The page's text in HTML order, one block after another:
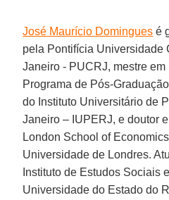
José Maurício Domingues é
pela Pontifícia Universidade
Janeiro - PUCRJ, mestre
Programa de Pós-
do Instituto Universitário de
Janeiro – IUPERJ, e doutor
London School of
Universidade de Londres.
Instituto de Estudos Sociais
Universidade do Estado do